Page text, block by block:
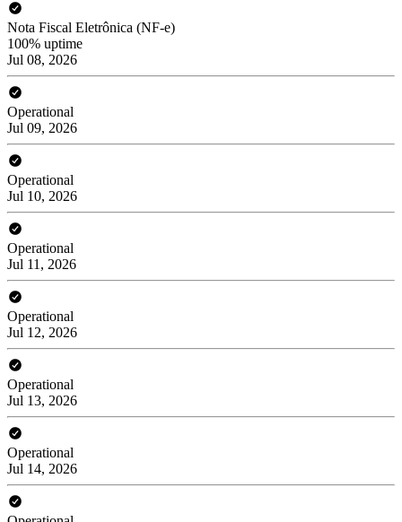
Nota Fiscal Eletrônica (NF-e)
100% uptime
Jul 08, 2026
Operational
Jul 09, 2026
Operational
Jul 10, 2026
Operational
Jul 11, 2026
Operational
Jul 12, 2026
Operational
Jul 13, 2026
Operational
Jul 14, 2026